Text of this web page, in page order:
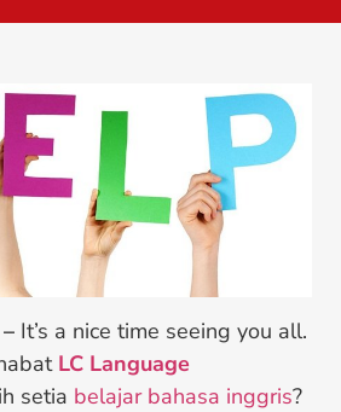
It’s a nice time seeing you all.
LC Language
setia belajar bahasa inggris?